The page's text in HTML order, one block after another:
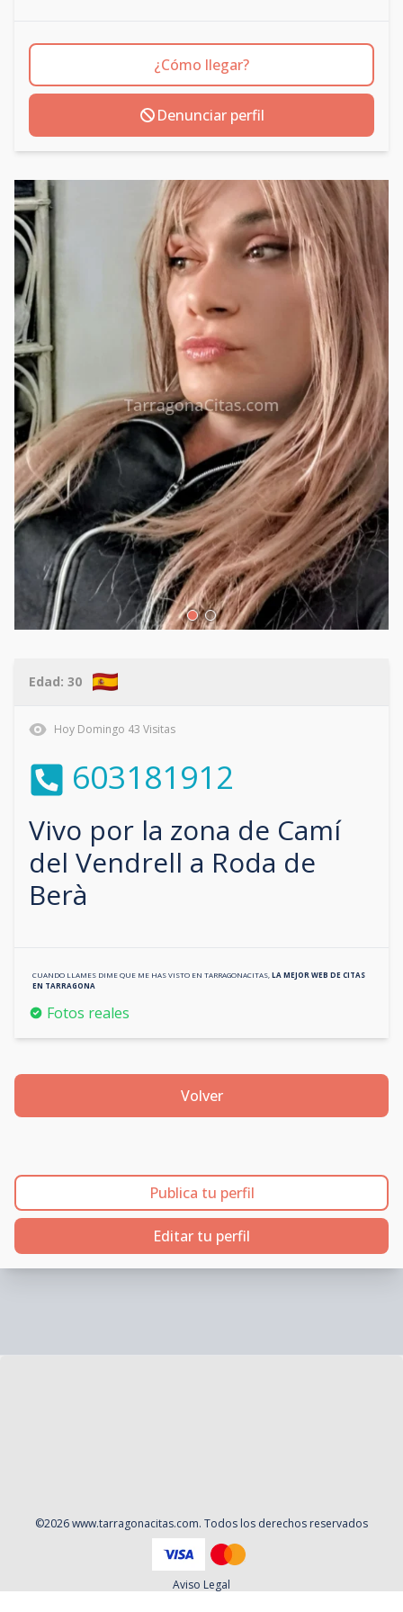
¿Cómo llegar?
Denunciar perfil
Edad: 30
Hoy Domingo 43 Visitas
603181912
Vivo por la zona de Camí
del Vendrell a Roda de
Berà
CUANDO LLAMES DIME QUE ME HAS VISTO EN TARRAGONACITAS LA MEJOR WEB DE CITAS
EN TARRAGONA
Fotos reales
Volver
Publica tu perfil
Editar tu perfil
©2026www.tarragonacitas.com. Todos los derechos reservados
Aviso Legal